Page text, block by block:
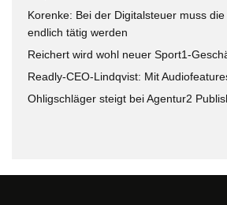
Korenke: Bei der Digitalsteuer muss
endlich tätig werden
Reichert wird wohl neuer Sport1-
Readly-CEO-Lindqvist: Mit
Ohligschläger steigt bei Agentur2